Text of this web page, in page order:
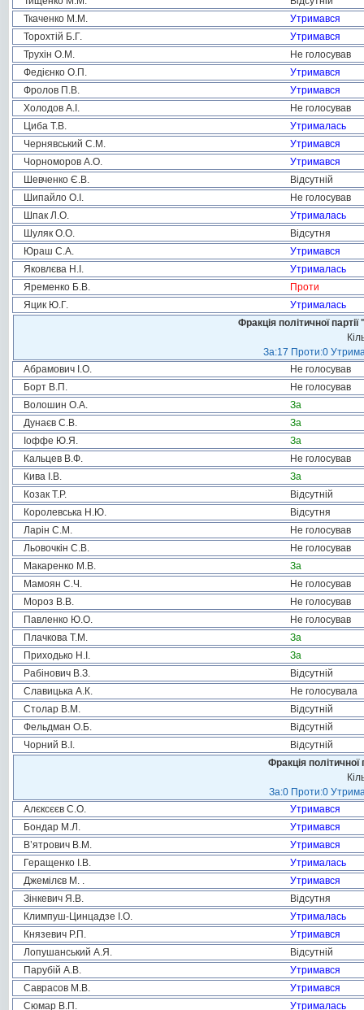
Ткаченко М.М.
Утримався
Торохтій Б.Г.
Утримався
Трухін О.М.
Не голосував
Федієнко О.П.
Утримався
Фролов П.В.
Утримався
Холодов А.І.
Не голосував
Циба Т.В.
Утрималась
Чернявський С.М.
Утримався
Чорноморов А.О.
Утримався
Шевченко Є.В.
Відсутній
Шипайло О.І.
Не голосував
Шпак Л.О.
Утрималась
Шуляк О.О.
Відсутня
Юраш С.А.
Утримався
Яковлєва Н.І.
Утрималась
Яременко Б.В.
Проти
Яцик Ю.Г.
Утрималась
Фракція політичної
За:17 Проти:0
Абрамович І.О.
Не голосував
Борт В.П.
Не голосував
Волошин О.А.
За
Дунаєв С.В.
За
Іоффе Ю.Я.
За
Кальцев В.Ф.
Не голосував
Кива І.В.
За
Козак Т.Р.
Відсутній
Королевська Н.Ю.
Відсутня
Ларін С.М.
Не голосував
Льовочкін С.В.
Не голосував
Макаренко М.В.
За
Мамоян С.Ч.
Не голосував
Мороз В.В.
Не голосував
Павленко Ю.О.
Не голосував
Плачкова Т.М.
За
Приходько Н.І.
За
Рабінович В.З.
Відсутній
Славицька А.К.
Не голосувала
Столар В.М.
Відсутній
Фельдман О.Б.
Відсутній
Чорний В.І.
Відсутній
Фракція
За:0 Проти:0
Алєксєєв С.О.
Утримався
Бондар М.Л.
Утримався
В’ятрович В.М.
Утримався
Геращенко І.В.
Утрималась
Джемілєв М. .
Утримався
Зінкевич Я.В.
Відсутня
Климпуш-Цинцадзе І.О.
Утрималась
Князевич Р.П.
Утримався
Лопушанський А.Я.
Відсутній
Парубій А.В.
Утримався
Саврасов М.В.
Утримався
Сюмар В.П.
Утрималась